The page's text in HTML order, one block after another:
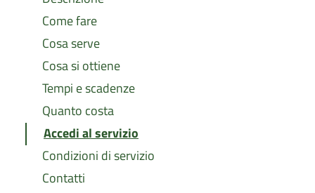
Come fare
Cosa serve
Cosa si ottiene
Tempi e scadenze
Quanto costa
Accedi al servizio
Condizioni di servizio
Contatti